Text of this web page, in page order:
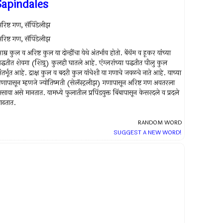
गण, सॅपिंडेलीझ
गण, सॅपिंडेलीझ
कुल व अरिष्ट कुल या दोन्हींचा येथे अंतर्भाव होतो. बेंथॅम व हूकर यांच्या
शेवगा (शिग्रु) कुलही घातले आहे. एंग्लरांच्या पद्धतीत पीलु कुल
आहे. द्राक्ष कुल व बदरी कुल यांचेशी या गणाचे जवळचे नाते आहे. याच्या
म्हणजे ज्योतिष्मती (सेलॅस्ट्रलीझ) गणापासून अरिष्ट गण अवतरला
असे मानतात. यामध्ये फुलातील प्रपिंडयुक्त बिंबापासून केसरदले व प्रदले
RANDOM WORD
SUGGEST A NEW WORD!